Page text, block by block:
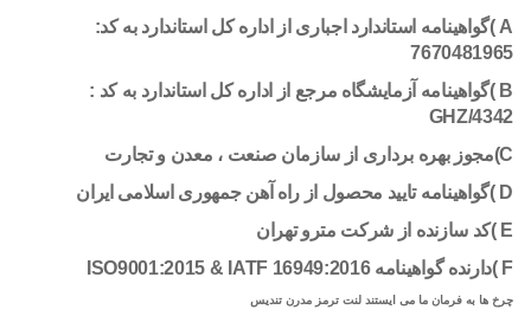
A )گواهینامه استاندارد اجباری از اداره کل استاندارد به کد:
7670481965
B )گواهینامه آزمایشگاه مرجع از اداره کل استاندارد به کد :
GHZ/4342
C)مجوز بهره برداری از سازمان صنعت ، معدن و تجارت
D )گواهینامه تایید محصول از راه آهن جمهوری اسلامی ایران
E )کد سازنده از شرکت مترو تهران
F )دارنده گواهینامه ISO9001:2015 & IATF 16949:2016
چرخ ها به فرمان ما می ایستند لنت ترمز مدرن تندیس